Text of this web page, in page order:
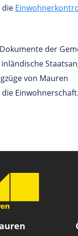
die
der
von Mauren
Einwohnerschaft.